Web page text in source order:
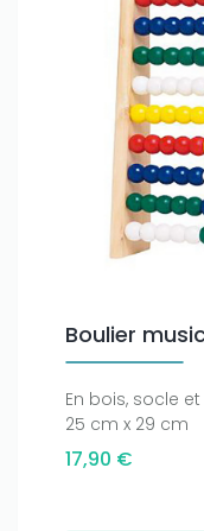
Boulier
En bois, socle
25 cm x 29 cm
17,90 €